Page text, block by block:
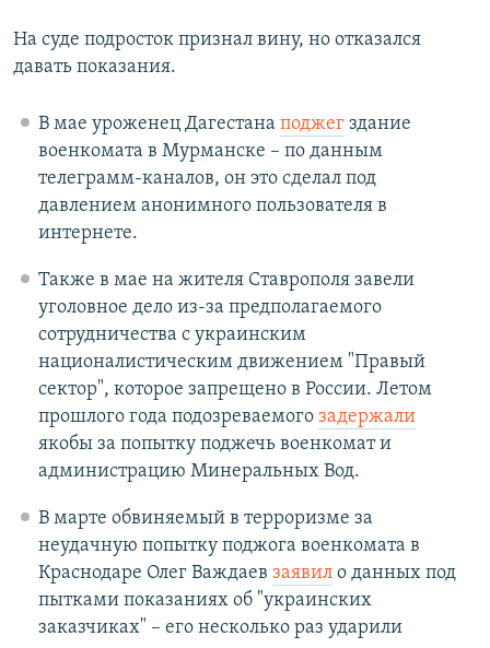
На суде подросток признал вину, но отказался
давать показания.
В мае уроженец Дагестана поджегздание
военкомата в Мурманске – по данным
телеграмм-каналов, он это сделал под
давлением анонимного пользователя в
интернете.
Также в мае на жителя Ставрополя завели
уголовное дело из-за предполагаемого
сотрудничества с украинским
националистическим движением "Правый
сектор", которое запрещено в России. Летом
прошлого года подозреваемого задержали
якобы за попытку поджечь военкомат и
администрацию Минеральных Вод.
В марте обвиняемый в терроризме за
неудачную попытку поджога военкомата в
Краснодаре Олег Важдаев заявило данных под
пытками показаниях об "украинских
заказчиках" – его несколько раз ударили